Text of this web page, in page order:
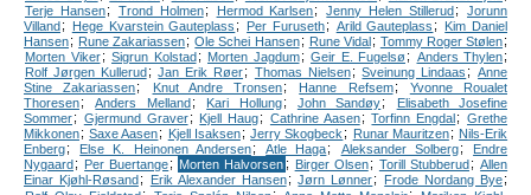
Terje Hansen; Trond Holmen; Hermod Karlsen; Jenny Helen Stillerud; Jorunn
Villand; Hege Kvarstein Gauteplass ; Per Furuseth; Arild Gauteplass ;
Kim Daniel
Hansen; Rune Zakariassen; Ole Schei Hansen ; Rune Vidal; Tommy Roger Stølen;
Morten Viker ; Sigrun Kolstad ; Morten Jagdum ; Geir E. Fugelsø ; Anders Thylen;
Rolf Jørgen Kullerud; Jan Erik Røer; Thomas Nielsen; Sveinung Lindaas ; Anne
Stine Zakariassen; Knut Andre Tronsen; Hanne Refsem ;
Yvonne Roualet
Thoresen; Anders Melland ; Kari Hollung ; John Sandøy;
Elisabeth Josefine
Sommer; Gjermund Graver ; Kjell Haug; Cathrine Aasen; Torfinn Engdal ; Grethe
Mikkonen; Saxe Aasen; Kjell Isaksen; Jerry Skogbeck ; Runar Mauritzen; Nils-Erik
Enberg; Else K. Heinonen Andersen; Atle Haga; Aleksander Solberg;
Endre
Nygaard ; Per Buertange; Morten Halvorsen ; Birger Olsen; Torill Stubberud ; Allen
Einar Kjøhl-Røsand ; Erik Alexander Hansen ; Jørn Lønner; Frode Nordang Bye;